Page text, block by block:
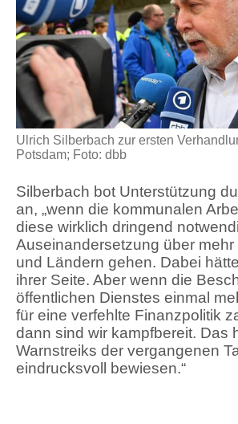
Ulrich Silberbach zur ersten
Potsdam; Foto: dbb
Silberbach bot Unterstützung
an, „wenn die kommunalen
diese wirklich dringend
Auseinandersetzung über mehr
und Ländern gehen. Dabei
ihrer Seite. Aber wenn die
öffentlichen Dienstes einmal
für eine verfehlte Finanzpolitik
dann sind wir kampfbereit. Das
Warnstreiks der vergangenen
eindrucksvoll bewiesen.“